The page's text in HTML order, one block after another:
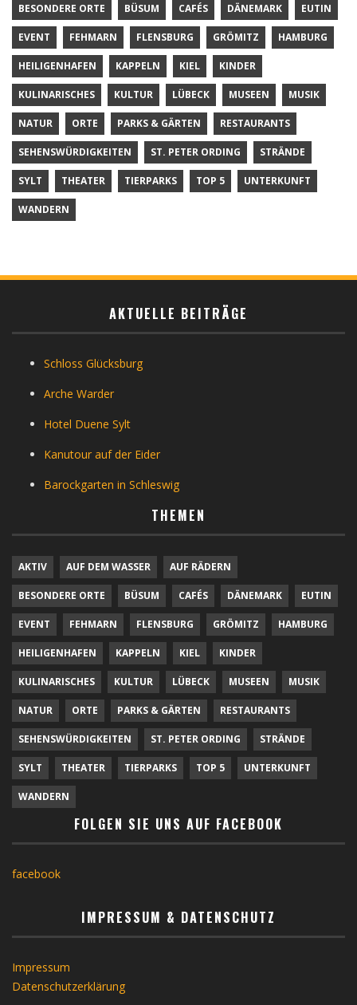
BESONDERE ORTE BÜSUM CAFÉS DÄNEMARK EUTIN
EVENT FEHMARN FLENSBURG GRÖMITZ HAMBURG
HEILIGENHAFEN KAPPELN KIEL KINDER
KULINARISCHES KULTUR LÜBECK MUSEEN MUSIK
NATUR ORTE PARKS & GÄRTEN RESTAURANTS
SEHENSWÜRDIGKEITEN ST. PETER ORDING STRÄNDE
SYLT THEATER TIERPARKS TOP 5 UNTERKUNFT
WANDERN
AKTUELLE BEITRÄGE
Schloss Glücksburg
Arche Warder
Hotel Duene Sylt
Kanutour auf der Eider
Barockgarten in Schleswig
THEMEN
AKTIV AUF DEM WASSER AUF RÄDERN
BESONDERE ORTE BÜSUM CAFÉS DÄNEMARK EUTIN
EVENT FEHMARN FLENSBURG GRÖMITZ HAMBURG
HEILIGENHAFEN KAPPELN KIEL KINDER
KULINARISCHES KULTUR LÜBECK MUSEEN MUSIK
NATUR ORTE PARKS & GÄRTEN RESTAURANTS
SEHENSWÜRDIGKEITEN ST. PETER ORDING STRÄNDE
SYLT THEATER TIERPARKS TOP 5 UNTERKUNFT
WANDERN
FOLGEN SIE UNS AUF FACEBOOK
facebook
IMPRESSUM & DATENSCHUTZ
Impressum
Datenschutzerklärung